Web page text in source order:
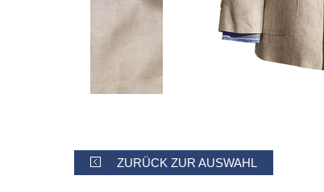
ZURÜCK ZUR AUSWAHL